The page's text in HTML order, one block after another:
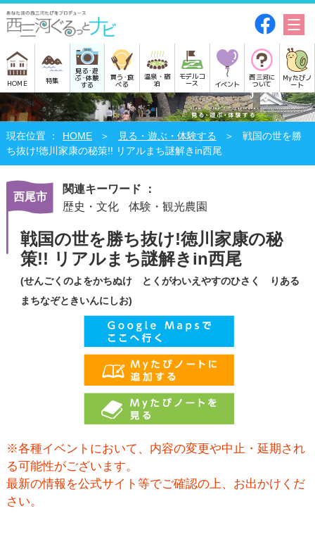
HOME 特集
見る･遊
ぶ･体験
する
買う･食
べる
温泉・宿
泊
モデルコ
ース イベント
西三河に
ついて
Myたびノ
ート
HOME 見る・遊ぶ・体験する
戦国の世を勝
ち抜け!徳川家康の秘策!! リアルまち謎解きin西尾
西尾市
関連キーワード ：
歴史・文化
体験・観光農園
戦国の世を勝ち抜け!徳川家康の秘
策!! リアルまち謎解きin西尾
(せんごくのよをかちぬけ とくがわいえやすのひさく りある
まちなぞときいんにしお)
※各種イベントにおいて、内容の変更や中止・延期され
る可能性がございます。
最新の情報を公式サイト等でご確認の上、お出かけくだ
さい。